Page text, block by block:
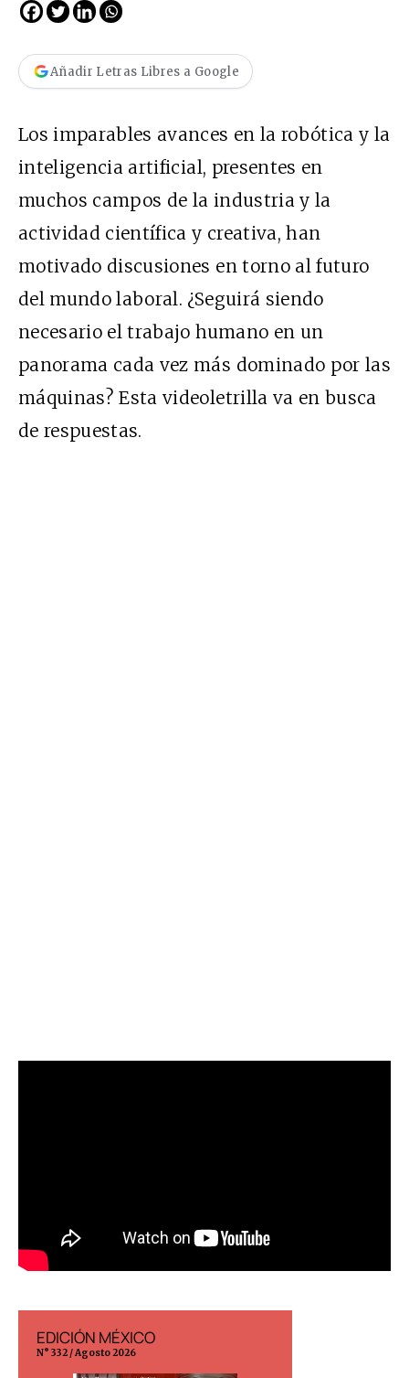
Añadir Letras Libres a Google
Los imparables avances en la robótica y la
inteligencia artificial, presentes en
muchos campos de la industria y la
actividad científica y creativa, han
motivado discusiones en torno al futuro
del mundo laboral. ¿Seguirá siendo
necesario el trabajo humano en un
panorama cada vez más dominado por las
máquinas? Esta videoletrilla va en busca
de respuestas.
EDICIÓN MÉXICO
N° 332 / Agosto 2026